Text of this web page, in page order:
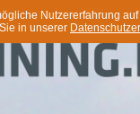
Nutzererfahrung
in unserer